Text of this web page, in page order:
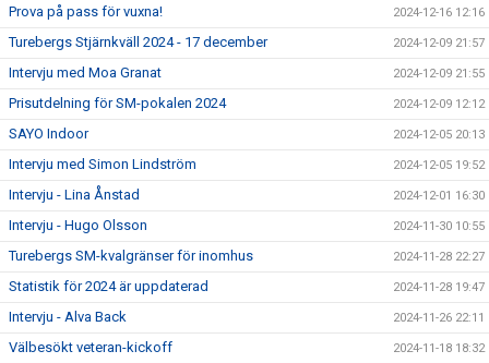
Prova på pass för vuxna! 2024-12-16 12:16
Turebergs Stjärnkväll 2024 - 17 december 2024-12-09 21:57
Intervju med Moa Granat 2024-12-09 21:55
Prisutdelning för SM-pokalen 2024 2024-12-09 12:12
SAYO Indoor 2024-12-05 20:13
Intervju med Simon Lindström 2024-12-05 19:52
Intervju - Lina Ånstad 2024-12-01 16:30
Intervju - Hugo Olsson 2024-11-30 10:55
Turebergs SM-kvalgränser för inomhus 2024-11-28 22:27
Statistik för 2024 är uppdaterad 2024-11-28 19:47
Intervju - Alva Back 2024-11-26 22:11
Välbesökt veteran-kickoff 2024-11-18 18:32